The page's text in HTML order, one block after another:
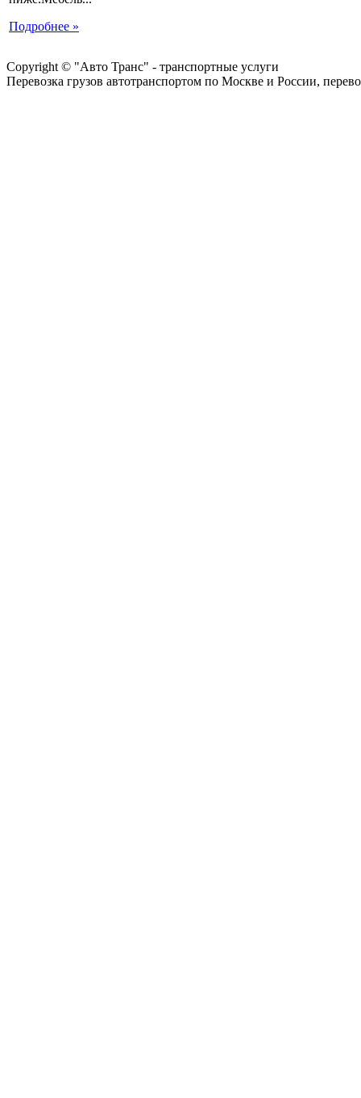
Подробнее »
Copyright © "Авто Транс" - транспортные услуги
Перевозка грузов автотранспортом по Москве и России,